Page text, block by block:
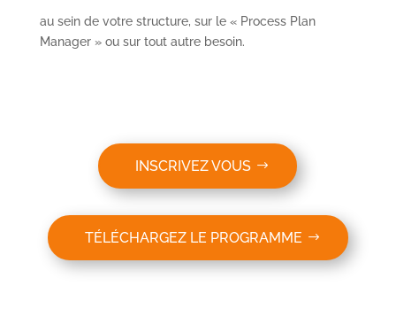
au sein de votre structure, sur le « Process Plan
Manager » ou sur tout autre besoin.
INSCRIVEZ VOUS
TÉLÉCHARGEZ LE PROGRAMME